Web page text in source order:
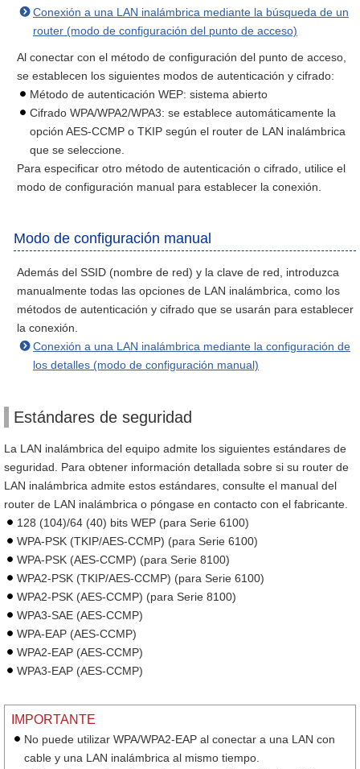
Conexión a una LAN inalámbrica mediante la búsqueda de un
router (modo de configuración del punto de acceso)
Al conectar con el método de configuración del punto de acceso,
se establecen los siguientes modos de autenticación y cifrado:
Método de autenticación WEP: sistema abierto
Cifrado WPA/WPA2/WPA3: se establece automáticamente la
opción AES-CCMP o TKIP según el router de LAN inalámbrica
que se seleccione.
Para especificar otro método de autenticación o cifrado, utilice el
modo de configuración manual para establecer la conexión.
Modo de configuración manual
Además del SSID (nombre de red) y la clave de red, introduzca
manualmente todas las opciones de LAN inalámbrica, como los
métodos de autenticación y cifrado que se usarán para establecer
la conexión.
Conexión a una LAN inalámbrica mediante la configuración de
los detalles (modo de configuración manual)
Estándares de seguridad
La LAN inalámbrica del equipo admite los siguientes estándares de
seguridad. Para obtener información detallada sobre si su router de
LAN inalámbrica admite estos estándares, consulte el manual del
router de LAN inalámbrica o póngase en contacto con el fabricante.
128 (104)/64 (40) bits WEP (para Serie 6100)
WPA-PSK (TKIP/AES-CCMP) (para Serie 6100)
WPA-PSK (AES-CCMP) (para Serie 8100)
WPA2-PSK (TKIP/AES-CCMP) (para Serie 6100)
WPA2-PSK (AES-CCMP) (para Serie 8100)
WPA3-SAE (AES-CCMP)
WPA-EAP (AES-CCMP)
WPA2-EAP (AES-CCMP)
WPA3-EAP (AES-CCMP)
IMPORTANTE
No puede utilizar WPA/WPA2-EAP al conectar a una LAN con
cable y una LAN inalámbrica al mismo tiempo.